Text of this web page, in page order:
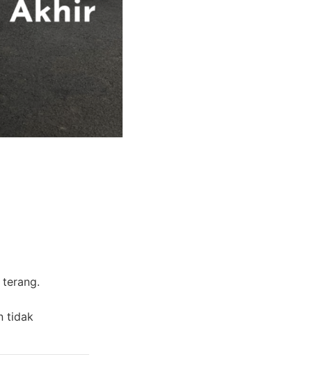
tidak